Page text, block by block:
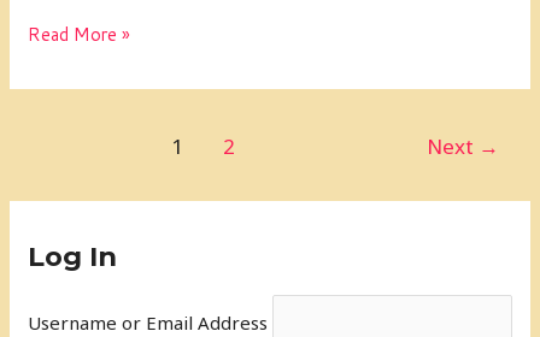
Read More »
1 2 Next →
Log In
Username or Email Address